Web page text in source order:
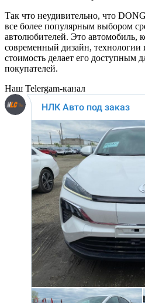
Так что неудивительно, что
все более популярным выбором
автолюбителей. Это автомобиль,
современный дизайн, технологии
стоимость делает его доступным
покупателей.
Наш Telergam-канал